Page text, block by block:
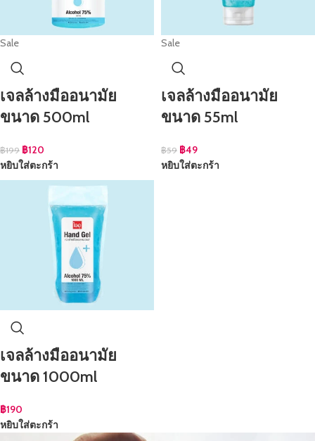
Sale
เจลล้างมืออนามัย
ขนาด 500ml
฿199 ฿120
หยิบใส่ตะกร้า
Sale
เจลล้างมืออนามัย
ขนาด 55ml
฿59 ฿49
หยิบใส่ตะกร้า
เจลล้างมืออนามัย
ขนาด 1000ml
฿190
หยิบใส่ตะกร้า